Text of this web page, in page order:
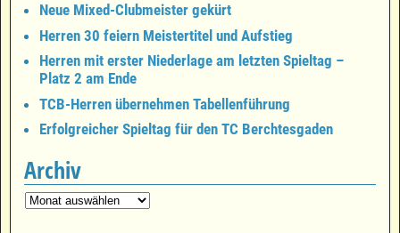
Neue Mixed-Clubmeister gekürt
Herren 30 feiern Meistertitel und Aufstieg
Herren mit erster Niederlage am letzten Spieltag –
Platz 2 am Ende
TCB-Herren übernehmen Tabellenführung
Erfolgreicher Spieltag für den TC Berchtesgaden
Archiv